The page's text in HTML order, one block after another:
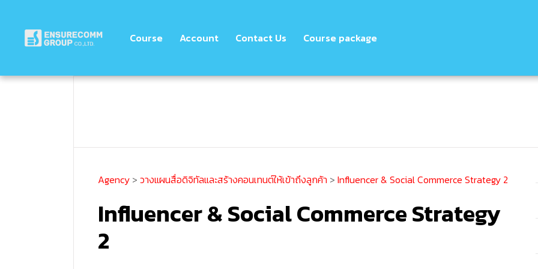
Course Account Contact Us Course package
Agency > วางแผนสื่อดิจิทัลและสร้างคอนเทนต์ให้เข้าถึงลูกค้า > Influencer & Social Commerce Strategy 2
Influencer & Social Commerce Strategy
2